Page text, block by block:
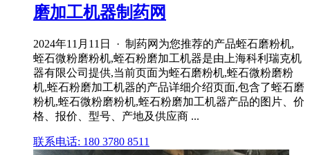
磨加工机器制药网
2024年11月11日 · 制药网为您推荐的产品蛭石磨粉机,
蛭石微粉磨粉机,蛭石粉磨加工机器是由上海科利瑞克机
器有限公司提供,当前页面为蛭石磨粉机,蛭石微粉磨粉
机,蛭石粉磨加工机器的产品详细介绍页面,包含了蛭石磨
粉机,蛭石微粉磨粉机,蛭石粉磨加工机器产品的图片、价
格、报价、型号、产地及供应商 ...
联系电话: 180 3780 8511